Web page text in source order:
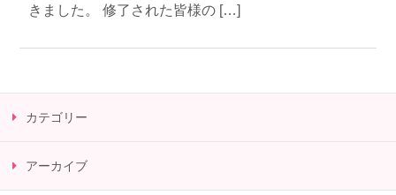
きました。 修了された皆様の […]
カテゴリー
アーカイブ